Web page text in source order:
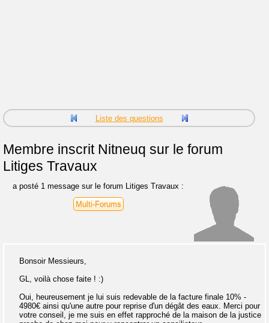
Liste des questions
Membre inscritNitneuq sur le forum
Litiges Travaux
a posté 1 message sur le forum Litiges Travaux :
Multi-Forums
Bonsoir Messieurs,
GL, voilà chose faite ! :)
Oui, heureusement je lui suis redevable de la facture finale 10% -
4980€ ainsi qu'une autre pour reprise d'un dégât des eaux. Merci pour
votre conseil, je me suis en effet rapproché de la maison de la justice